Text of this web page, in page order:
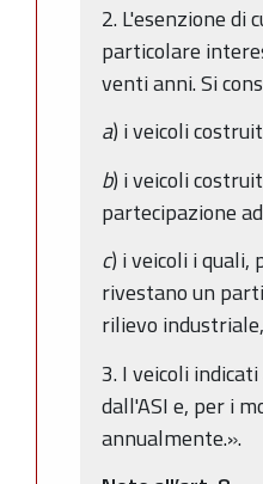
2. L'esenzione di
particolare
venti anni. Si
a) i veicoli
b) i veicoli
partecipazione
c) i veicoli i
rivestano un
rilievo
3. I veicoli
dall'ASI e, per i
annualmente.».